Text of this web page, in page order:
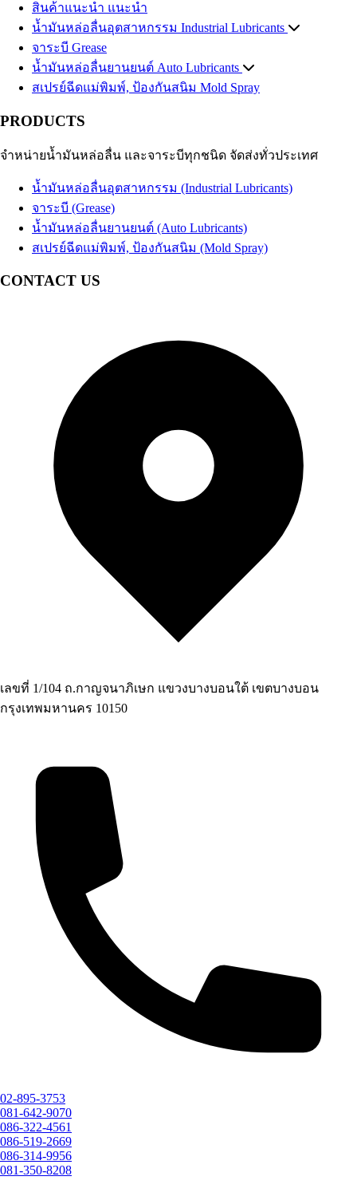
สินค้าแนะนำ แนะนำ
น้ำมันหล่อลื่นอุตสาหกรรม Industrial Lubricants
น้ำมันไฮดรอลิค
น้ำมันถ่ายเทความร้อนHeat Transfer Oil
น้ำมันเกียร์อุตสาหกรรม Industrial Gear Oil
น้ำมันสไลด์เวย์
น้ำมัน EDM
น้ำมันสปาร์ค
Turbine Oil
น้ำมันปั๊มลมAir Compressor Oil
น้ำมันหม้อแปลงไฟฟ้า
น้ำมันห้องเย็นRefrigeration Oil
น้ำมันกันสนิม
จาระบี Grease
น้ำมันหล่อลื่นยานยนต์ Auto Lubricants
น้ำมันเครื่องเบนซินGasoline Engine Oil
น้ำมันเกียร์และน้ำมันเฟืองท้าย
น้ำมันเบรก
Brake Fluid
Coolant น้ำยาหม้อน้ำรถยนต์ น้ำยาหล่อเย็นสำเร็จรูป
อื่นๆ Others
สเปรย์ฉีดแม่พิมพ์, ป้องกันสนิม Mold Spray
PRODUCTS
จำหน่ายน้ำมันหล่อลื่น และจาระบีทุกชนิด จัดส่งทั่วประเทศ
น้ำมันหล่อลื่นอุตสาหกรรม (Industrial Lubricants)
จาระบี (Grease)
น้ำมันหล่อลื่นยานยนต์ (Auto Lubricants)
สเปรย์ฉีดแม่พิมพ์, ป้องกันสนิม (Mold Spray)
CONTACT US
เลขที่ 1/104 ถ.กาญจนาภิเษก แขวงบางบอนใต้ เขตบางบอน
กรุงเทพมหานคร 10150
02-895-3753
081-642-9070
086-322-4561
086-519-2669
086-314-9956
081-350-8208